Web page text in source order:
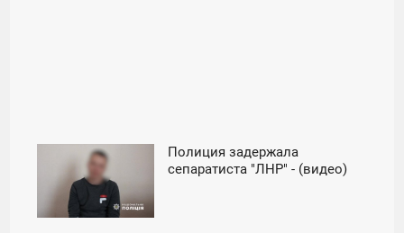
Полиция задержала
сепаратиста "ЛНР" - (видео)